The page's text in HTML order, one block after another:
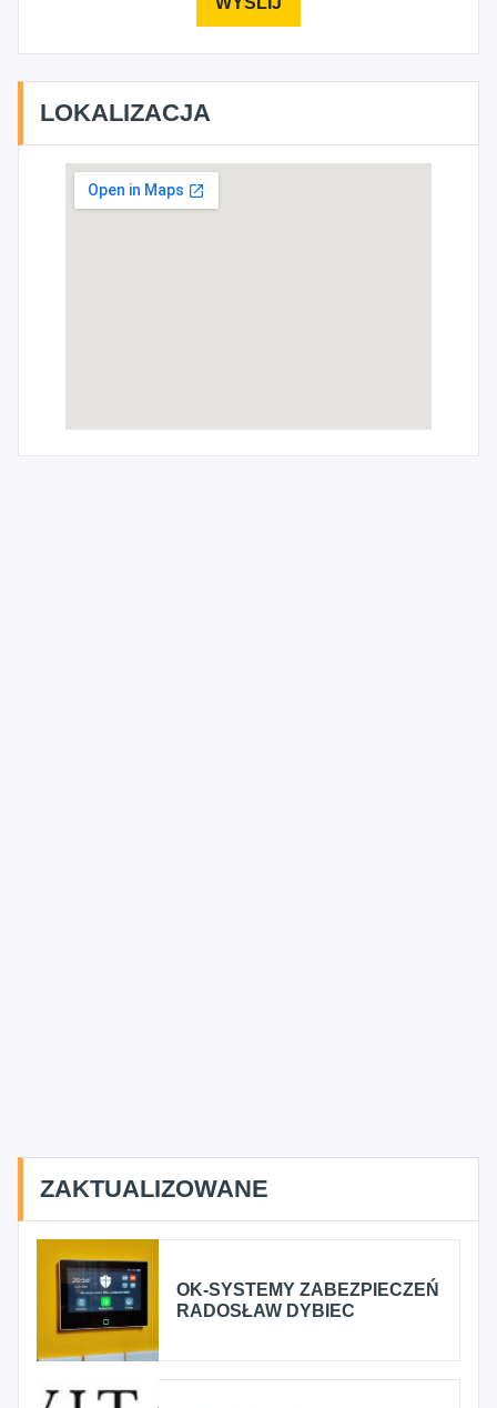
LOKALIZACJA
ZAKTUALIZOWANE
OK-SYSTEMY ZABEZPIECZEŃ
RADOSŁAW DYBIEC